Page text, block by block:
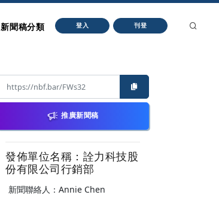
新聞稿分類 登入 刊登
推廣新聞稿
發佈單位名稱：詮力科技股
份有限公司行銷部
新聞聯絡人：Annie Chen